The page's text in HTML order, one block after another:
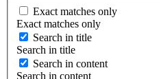
Exact matches only
Exact matches only
Search in title
Search in title
Search in content
Search in content